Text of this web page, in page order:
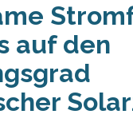
auf den